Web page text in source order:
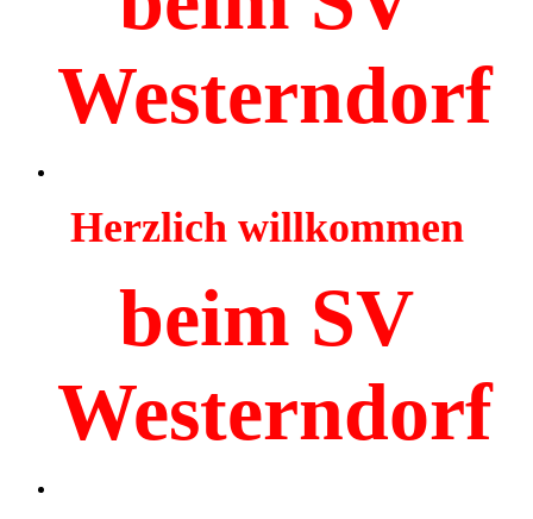
Westerndorf
Herzlich willkommen
beim SV
Westerndorf